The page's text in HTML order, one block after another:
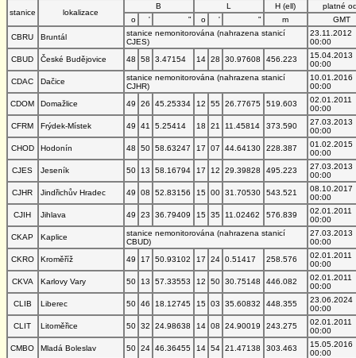
stanice lokalizace
B L H (ell)
platné
o
' " o ' " m
GMT
CBRU
Bruntál
stanice nemonitorována (nahrazena stanicí
CJES)
23.11.2012
00:00
CBUD
České Budějovice 48 58 3.47154 14 28 30.97608 456.223
15.04.2013
00:00
CDAC
Dačice
stanice nemonitorována (nahrazena stanicí
CJHR)
10.01.2016
00:00
CDOM
Domažlice 49 26 45.25334 12 55 26.77675 519.603
02.01.2011
00:00
CFRM
Frýdek-Místek 49 41 5.25414 18 21 11.45814 373.590
27.03.2013
00:00
CHOD
Hodonín 48 50 58.63247 17 07 44.64130 228.387
01.02.2015
00:00
CJES
Jeseník 50 13 58.16794 17 12 29.39828 495.223
27.03.2013
00:00
CJHR
Jindřichův Hradec 49 08 52.83156 15 00 31.70530 543.521
08.10.2017
00:00
CJIH
Jihlava 49 23 36.79409 15 35 11.02462 576.839
02.01.2011
00:00
CKAP
Kaplice
stanice nemonitorována (nahrazena stanicí
CBUD)
27.03.2013
00:00
CKRO
Kroměříž 49 17 50.93102 17 24 0.51417 258.576
02.01.2011
00:00
CKVA
Karlovy Vary 50 13 57.33553 12 50 30.75148 446.082
02.01.2011
00:00
CLIB
Liberec 50 46 18.12745 15 03 35.60832 448.355
23.06.2024
00:00
CLIT
Litoměřice 50 32 24.98638 14 08 24.90019 243.275
02.01.2011
00:00
CMBO
Mladá Boleslav 50 24 46.36455 14 54 21.47138 303.463
15.05.2016
00:00